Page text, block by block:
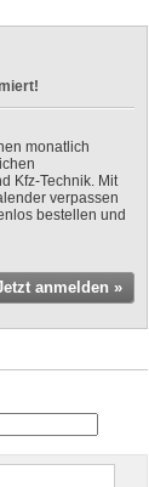
monatlich
Kfz-Technik. Mit
verpassen
bestellen und
anmelden »